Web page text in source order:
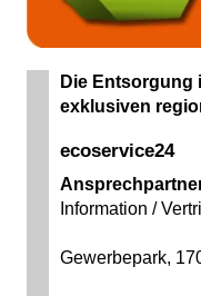
Die Entsorgung
exklusiven
ecoservice24
Information /
Gewerbepark,